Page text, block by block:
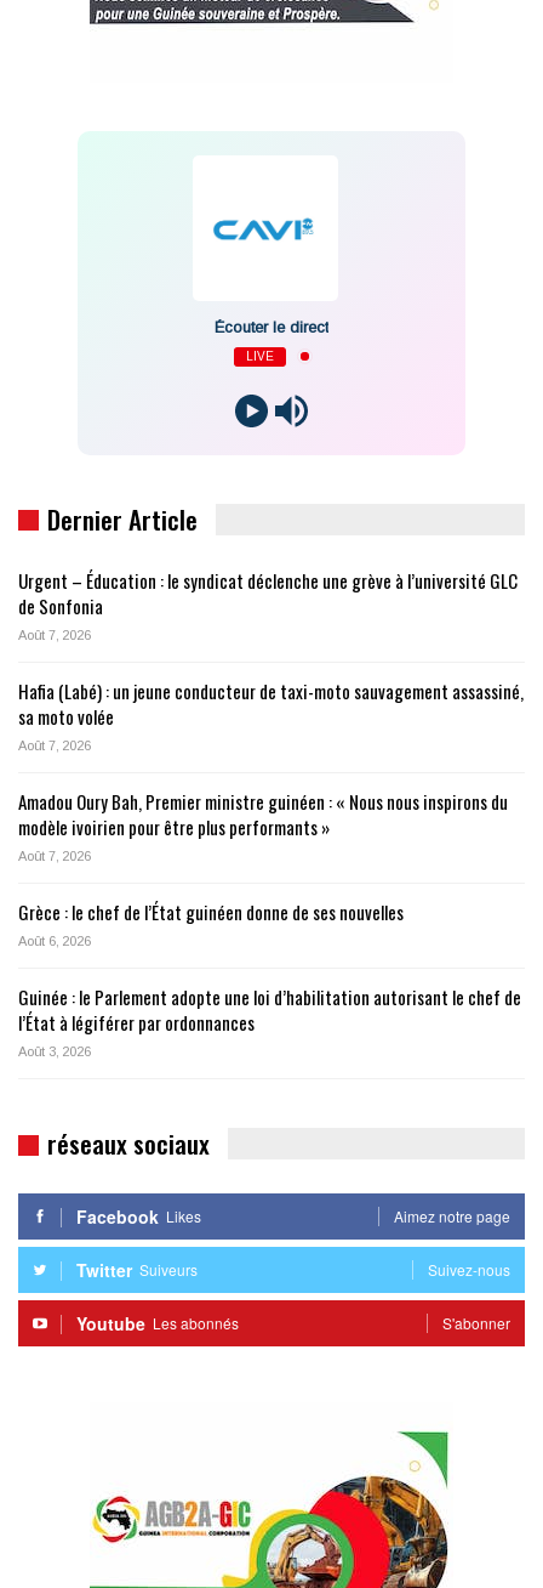
Écouter le direct
LIVE
Dernier Article
Urgent – Éducation : le syndicat déclenche une grève à l’université GLC
de Sonfonia
Août 7, 2026
Hafia (Labé) : un jeune conducteur de taxi-moto sauvagement assassiné,
sa moto volée
Août 7, 2026
Amadou Oury Bah, Premier ministre guinéen : « Nous nous inspirons du
modèle ivoirien pour être plus performants »
Août 7, 2026
Grèce : le chef de l’État guinéen donne de ses nouvelles
Août 6, 2026
Guinée : le Parlement adopte une loi d’habilitation autorisant le chef de
l’État à légiférer par ordonnances
Août 3, 2026
réseaux sociaux
Facebook Likes Aimez notre page
Twitter Suiveurs Suivez-nous
Youtube Les abonnés S'abonner